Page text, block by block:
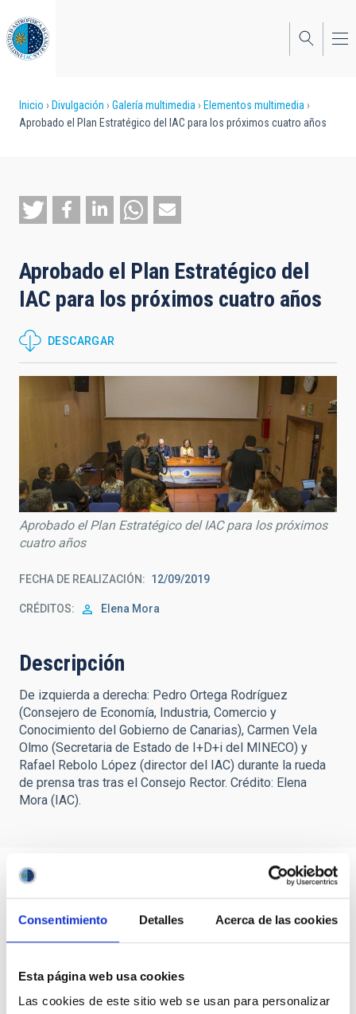
Consentimiento Detalles Acerca de las cookies
Esta página web usa cookies
Las cookies de este sitio web se usan para personalizar
al
contenido
principal
Sobrescribir
enlaces
ayuda
a
navegación
Inicio Divulgación Galería multimedia
Elementos multimedia
Aprobado el Plan Estratégico del IAC para los próximos cuatro años
Aprobado el Plan Estratégico del
IAC para los próximos cuatro años
DESCARGAR
Aprobado el Plan Estratégico del IAC para los próximos
cuatro años
FECHA DE REALIZACIÓN 12/09/2019
CRÉDITOS Elena Mora
Descripción
De izquierda a derecha: Pedro Ortega Rodríguez
(Consejero de Economía, Industria, Comercio y
Conocimiento del Gobierno de Canarias), Carmen Vela
Olmo (Secretaria de Estado de I+D+i del MINECO) y
Rafael Rebolo López (director del IAC) durante la rueda
de prensa tras tras el Consejo Rector. Crédito: Elena
Mora (IAC).